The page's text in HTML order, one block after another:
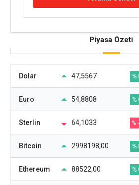
Piyasa Özeti
Dolar 47,5567 %
Euro 54,8808 %
Sterlin 64,1033 %
Bitcoin 2998198,00 %
Ethereum 88522,00 %